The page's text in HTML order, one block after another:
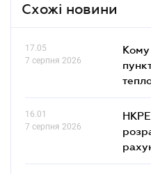
Схожі новини
17.05
7 серпня 2026
Кому
16.01
7 серпня 2026